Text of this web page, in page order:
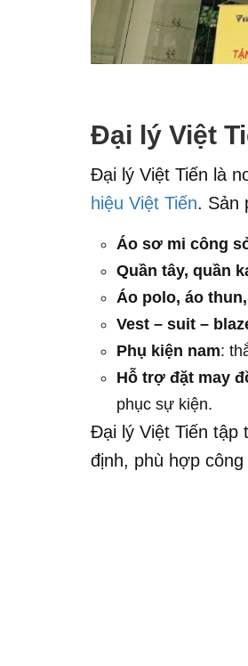
Đại lý Việt
Đại lý Việt Tiến là
hiệu Việt Tiến. Sản
Áo sơ mi công
Quần tây, quần
Áo polo, áo
Vest – suit –
Phụ kiện nam:
Hỗ trợ đặt may
phục sự kiện.
Đại lý Việt Tiến tập
định, phù hợp